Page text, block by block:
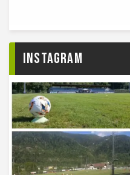
Instagram